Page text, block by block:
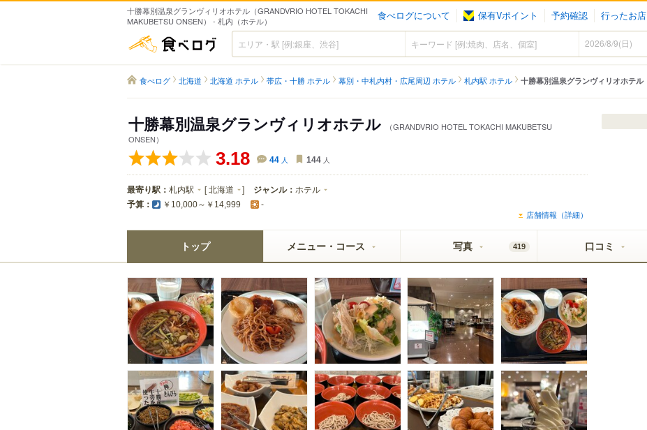
十勝幕別温泉グランヴィリオホテル（GRANDVRIO HOTEL TOKACHI
MAKUBETSU ONSEN） - 札内（ホテル）
食べログについて 保有Vポイント 予約確認 行ったお店
食べログ
食べログ 北海道 北海道 ホテル 帯広・十勝 ホテル 幕別・中札内村・広尾周辺 ホテル 札内駅 ホテル 十勝幕別温泉グランヴィリオホテル
十勝幕別温泉グランヴィリオホテル
（GRANDVRIO HOTEL TOKACHI MAKUBETSU
ONSEN）
3.18 44 人 144 人
最寄り駅： 札内駅 [北海道 ] ジャンル： ホテル
予算： ￥10,000～￥14,999 -
店舗情報（詳細）
トップ メニュー・コース 写真 419 口コミ